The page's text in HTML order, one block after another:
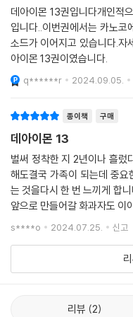
데아이몬 13권입니다개인적
입니다..이번권에서는 카노코
소드가 이어지고 있습니다.자
아이몬 13권이였습니다.
q******r 2024.09.05.
종이책 구매
데아이몬 13
벌써 정착한 지 2년이나 흘렀
해도결국 가족이 되는데 중
는 것을다시 한 번 느끼게 합
앞으로 만들어갈 화과자도 이
s****o 2024.07.25. 신고
리뷰 2